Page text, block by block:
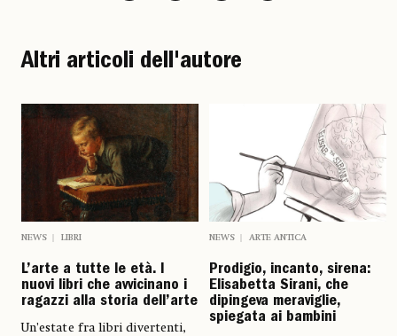
Altri articoli dell'autore
NEWS LIBRI
L’arte a tutte le età. I
nuovi libri che avvicinano i
ragazzi alla storia dell’arte
Un’estate fra libri divertenti,
NEWS ARTE ANTICA
Prodigio, incanto, sirena:
Elisabetta Sirani, che
dipingeva meraviglie,
spiegata ai bambini